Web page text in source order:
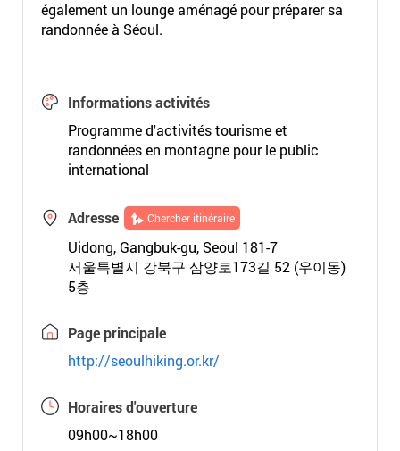
également un lounge aménagé pour préparer sa
randonnée à Séoul.
Informations activités
Programme d'activités tourisme et
randonnées en montagne pour le public
international
Adresse Chercher itinéraire
Uidong, Gangbuk-gu, Seoul 181-7
서울특별시 강북구 삼양로173길 52 (우이동)
5층
Page principale
http://seoulhiking.or.kr/
Horaires d'ouverture
09h00~18h00